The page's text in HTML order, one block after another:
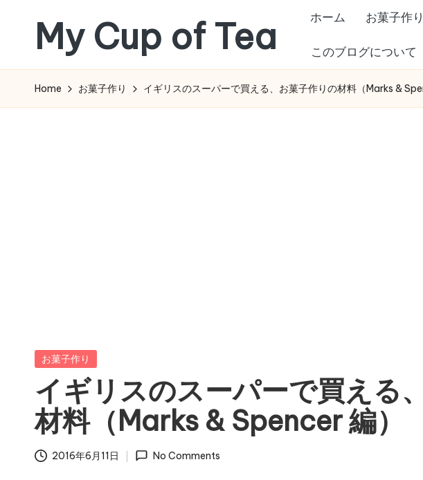
content
My Cup of Tea ホーム お菓子作り
このブログについて
Home お菓子作り イギリスのスーパーで買える、お菓子作りの材料（Marks &
Posted
お菓子作り
イギリスのスーパーで買える
材料（Marks & Spencer 編）
2016年6月11日 No Comments